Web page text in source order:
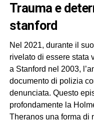
trauma e determinazione: il caso di
stanford
Nel 2021, durante il
rivelato di essere stata
a Stanford nel 2003,
documento di polizia
denunciata. Questo
profondamente la
Theranos una forma di